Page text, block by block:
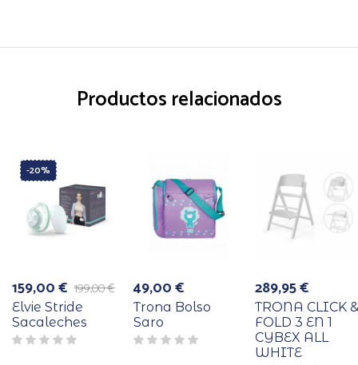
Productos relacionados
-20%
199,00€
El
precio
original
era:
199,00 €.
159,00€
El
precio
actual
es:
159,00 €.
Elvie Stride
Sacaleches
49,00€
Trona Bolso
Saro
289,95€
TRONA CLICK &
FOLD 3 EN 1
CYBEX ALL
WHITE